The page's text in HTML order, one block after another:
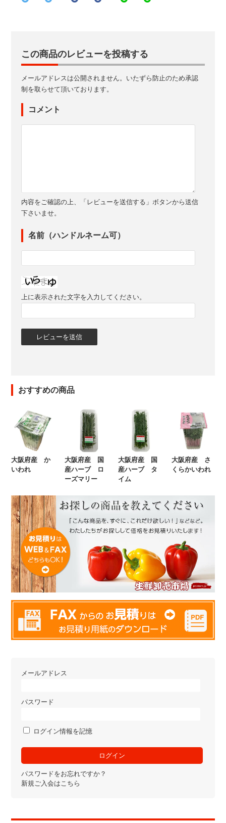
この商品のレビューを投稿する
メールアドレスは公開されません。いたずら防止のため承認
制を取らせて頂いております。
コメント
内容をご確認の上、「レビューを送信する」ボタンから送信
下さいませ。
名前（ハンドルネーム可）
上に表示された文字を入力してください。
おすすめの商品
大阪府産 か
いわれ
大阪府産 国
産ハーブ ロ
ーズマリー
大阪府産 国
産ハーブ タ
イム
大阪府産 さ
くらかいわれ
メールアドレス
パスワード
ログイン情報を記憶
パスワードをお忘れですか？
新規ご入会はこちら